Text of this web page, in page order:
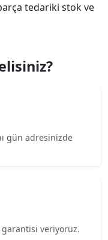
tedariki stok ve
gün adresinizde
garantisi veriyoruz.